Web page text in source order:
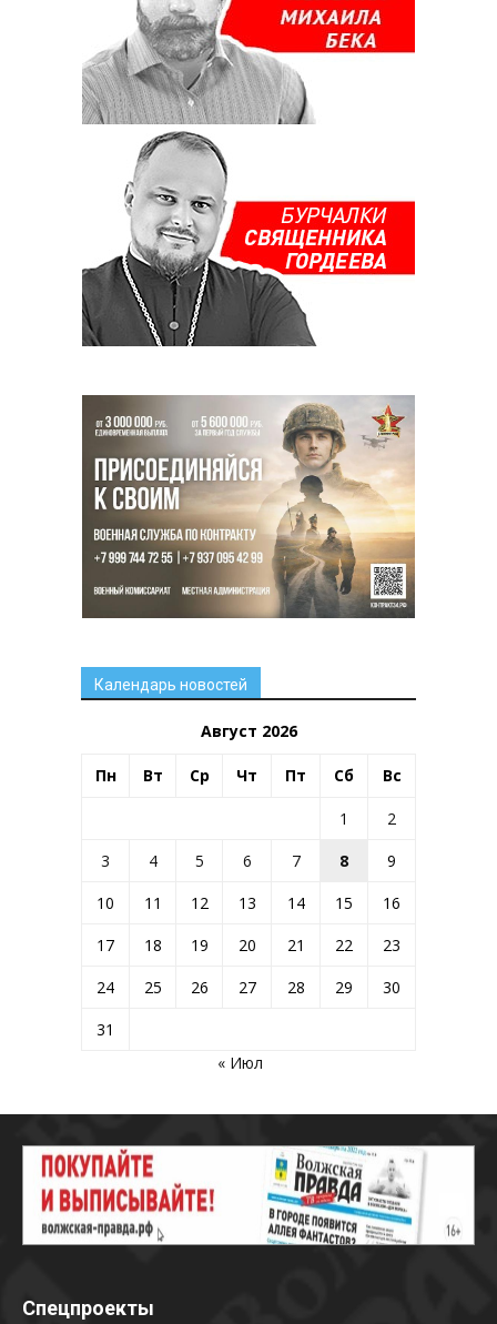
Календарь новостей
Август 2026
Пн Вт Ср Чт Пт Сб Вс
1
2
3
4 5 6 7 8
9
10
11 12 13 14 15
16
17
18 19 20 21 22
23
24
25 26 27 28 29
30
31
« Июл
Спецпроекты